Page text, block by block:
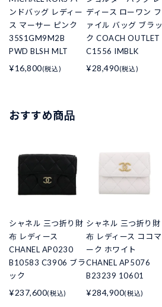
ンドバッグ レディー
ス マーサー ピンク
35S1GM9M2B
PWD BLSH MLT
¥16,800(税込)
ディース ローワン フ
ァイル バッグ ブラッ
ク COACH OUTLET
C1556 IMBLK
¥28,490(税込)
おすすめ商品
シャネル 三つ折り財
布 レディース
CHANEL AP0230
B10583 C3906 ブラ
ック
¥237,600(税込)
シャネル 三つ折り財
布 レディース ココマ
ーク ホワイト
CHANEL AP5076
B23239 10601
¥284,900(税込)